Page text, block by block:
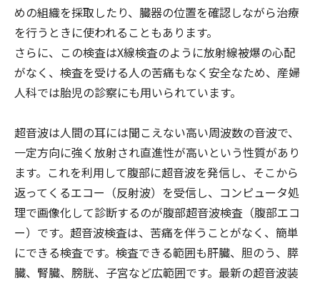
めの組織を採取したり、臓器の位置を確認しながら治療
を行うときに使われることもあります。
さらに、この検査はX線検査のように放射線被爆の心配
がなく、検査を受ける人の苦痛もなく安全なため、産婦
人科では胎児の診察にも用いられています。
超音波は人間の耳には聞こえない高い周波数の音波で、
一定方向に強く放射され直進性が高いという性質があり
ます。これを利用して腹部に超音波を発信し、そこから
返ってくるエコー（反射波）を受信し、コンピュータ処
理で画像化して診断するのが腹部超音波検査（腹部エコ
ー）です。超音波検査は、苦痛を伴うことがなく、簡単
にできる検査です。検査できる範囲も肝臓、胆のう、膵
臓、腎臓、膀胱、子宮など広範囲です。最新の超音波装